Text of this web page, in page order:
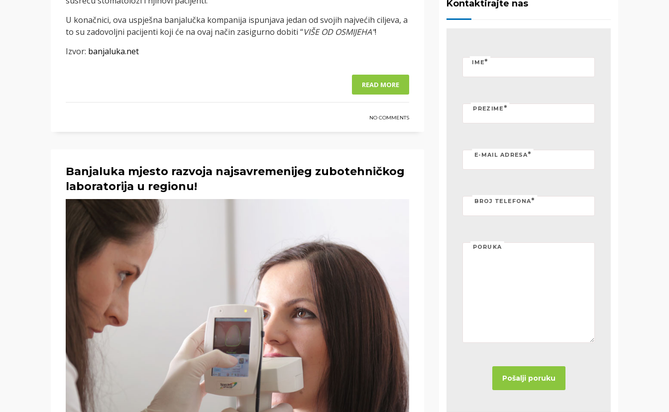
U konačnici, ova uspješna banjalučka kompanija ispunjava jedan od svojih najvećih ciljeva, a
to su zadovoljni pacijenti koji će na ovaj način zasigurno dobiti “VIŠE OD OSMIJEHA”!
Izvor: banjaluka.net
READ MORE
NO COMMENTS
Banjaluka mjesto razvoja najsavremenijeg zubotehničkog
laboratorija u regionu!
Kontaktirajte nas
IME*
PREZIME *
E-MAIL ADRESA*
BROJ TELEFONA*
PORUKA